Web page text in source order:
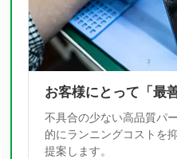
お客様にとって「最
不具合の少ない高品質パ
的にランニングコストを
提案します。